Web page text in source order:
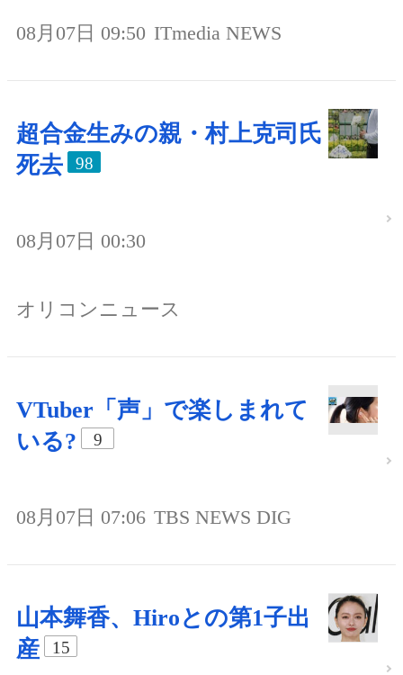
08月07日 09:50 ITmedia NEWS
超合金生みの親・村上克司氏
死去
98
08月07日 00:30
オリコンニュース
VTuber「声」で楽しまれて
いる?
9
08月07日 07:06 TBS NEWS DIG
山本舞香、Hiroとの第1子出
産
15